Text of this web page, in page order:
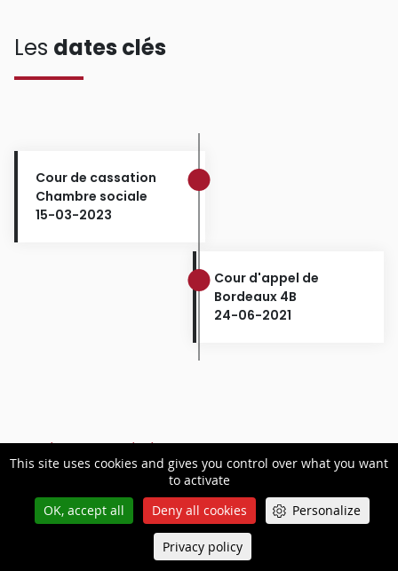
This site uses cookies and gives you control over what you want
to activate
OK, accept all
Deny all cookies Personalize
Privacy policy
Les dates clés
Cour de cassation
Chambre sociale
15-03-2023
Cour d'appel de
Bordeaux 4B
24-06-2021
RÉSULTAT SUIVANT